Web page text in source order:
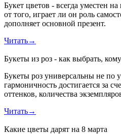
Букет цветов - всегда уместен
от того, играет ли он роль
дополняет основной презент.
Читать→
Букеты из роз - как выбрать,
Букеты роз универсальны не по
гармоничность достигается за
оттенков, количества
Читать→
Какие цветы дарят на 8 марта